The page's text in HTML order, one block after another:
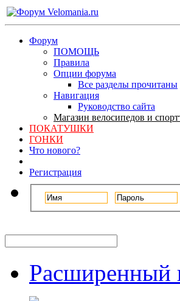
Форум
ПОМОЩЬ
Правила
Опции форума
Все разделы прочитаны
Навигация
Руководство сайта
Магазин велосипедов и
ПОКАТУШКИ
ГОНКИ
Что нового?
Регистрация
Расширенный